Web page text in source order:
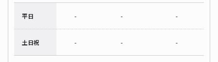
平日 - - -
土日祝 - - -